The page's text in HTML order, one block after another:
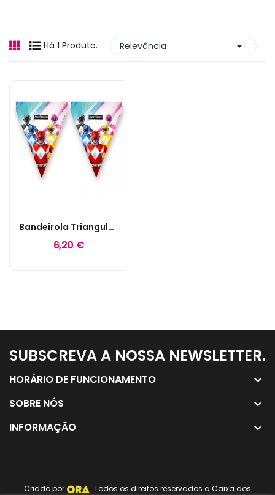
Há 1 Produto. Relevância 
Bandeirola Triangular Power Rangers
6,20 €
SUBSCREVA A NOSSA NEWSLETTER.
keyboard_arrow_down
HORÁRIO DE FUNCIONAMENTO keyboard_arrow_down
SOBRE NÓS keyboard_arrow_down
INFORMAÇÃO keyboard_arrow_down
Criado por . Todos os direitos reservados a Caixa dos